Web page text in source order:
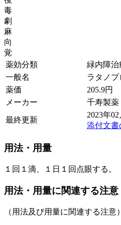
毒
劇
麻
向
覚
薬効分類
緑内障治
一般名
ラタノ
薬価
205.9円
メーカー
千寿製薬
最終更新
2023年
添付文書
用法・用量
１回１滴、１日１回点眼する。
用法・用量に関連する注意
（用法及び用量に関連する注意）